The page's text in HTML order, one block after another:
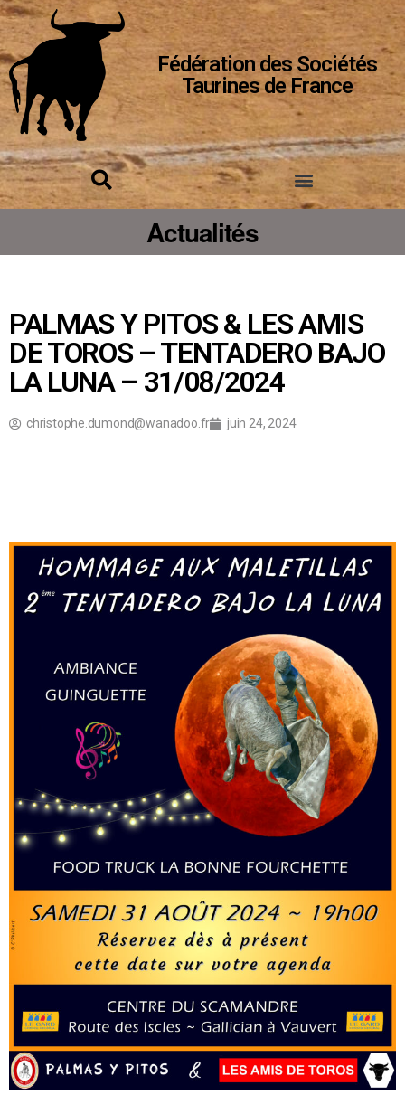
Fédération des Sociétés
Taurines de France
Actualités
PALMAS Y PITOS & LES AMIS
DE TOROS – TENTADERO BAJO
LA LUNA – 31/08/2024
christophe.dumond@wanadoo.fr juin 24, 2024